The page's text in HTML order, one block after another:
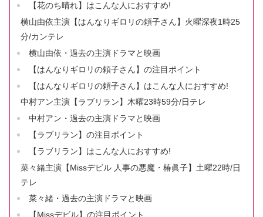
【花のち晴れ】はこんな人におすすめ!
横山由依主演【はんなりギロリの頼子さん】火曜深夜1時25
分/カンテレ
横山由依・過去の主演ドラマと映画
【はんなりギロリの頼子さん】の注目ポイント
【はんなりギロリの頼子さん】はこんな人におすすめ!
中村アン主演【ラブリラン】木曜23時59分/日テレ
中村アン・過去の主演ドラマと映画
【ラブリラン】の注目ポイント
【ラブリラン】はこんな人におすすめ!
菜々緒主演【Missデビル 人事の悪魔・椿眞子】土曜22時/日
テレ
菜々緒・過去の主演ドラマと映画
【Missデビル】の注目ポイント